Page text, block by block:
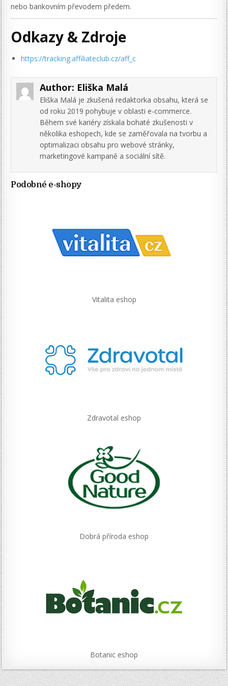
nebo bankovním převodem předem.
Odkazy & Zdroje
https://tracking.affiliateclub.cz/aff_c
Author: Eliška Malá
Eliška Malá je zkušená redaktorka obsahu, která se
od roku 2019 pohybuje v oblasti e-commerce.
Během své kariéry získala bohaté zkušenosti v
několika eshopech, kde se zaměřovala na tvorbu a
optimalizaci obsahu pro webové stránky,
marketingové kampaně a sociální sítě.
Podobné e-shopy
Vitalita eshop
Zdravotal eshop
Dobrá příroda eshop
Botanic eshop